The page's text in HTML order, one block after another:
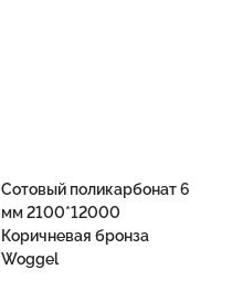
Сотовый поликарбонат 6
мм 2100*12000
Коричневая бронза
Woggel